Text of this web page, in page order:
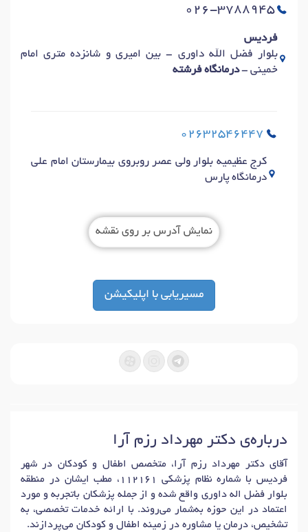
026-3788945
فردیس
بلوار فضل الله داوری - بین امیری و شانزده متری امام
خمینی -درمانگاه فرشته
02632546447
کرج عظیمیه بلوار ولی عصر روبروی بیمارستان امام علی
درمانگاه پارس
نمایش آدرس بر روی نقشه
مسیریابی با اپلیکیشن
درباره‌ی دکتر مهرداد رزم آرا
آقای دکتر مهرداد رزم آرا، متخصص اطفال و کودکان در شهر
فردیس با شماره نظام پزشکی 112161، مطب ایشان در منطقه
بلوار فضل اله داوری واقع شده و از جمله پزشکان باتجربه و مورد
اعتماد در این حوزه به‌شمار می‌روند. با ارائه خدمات تخصصی، به
تشخیص، درمان یا مشاوره در زمینه اطفال و کودکان می‌پردازند.